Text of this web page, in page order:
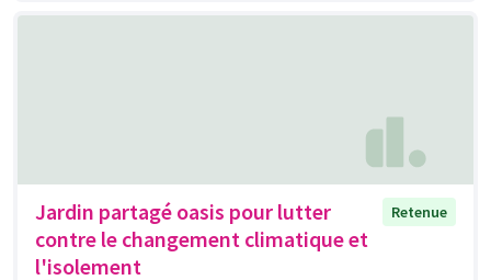
Jardin partagé oasis pour lutter
contre le changement climatique et
l'isolement
Retenue